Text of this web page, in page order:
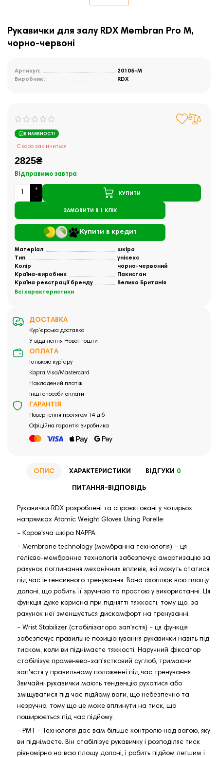
Рукавички для залу RDX Membran Pro M,
чорно-червоні
Артикул:
20105-M
Виробник:
RDX
В НАЯВНОСТІ
Скоро закінчиться
2825₴
Відправимо завтра
КУПИТИ
ЗАМОВИТИ В 1 КЛІК
Купити в кредит
Матеріал
шкіра
Тип
унісекс
Колір
чорно-червоний
Країна-виробник
Пакистан
Країна реєстрації бренду
Велика Британія
Всі характеристики
ДОСТАВКА
Кур`єрська доставка
У відділення Нової пошти
ОПЛАТА
Готівкою кур`єру
Карта Visa/Mastercard
Накладений платіж
Інші способи оплати
ГАРАНТІЯ
Повернення протягом 14 діб
Офіційна гарантія виробника
ОПИС ХАРАКТЕРИСТИКИ ВІДГУКИ 0
ПИТАННЯ-ВІДПОВІДЬ
Рукавички RDX розроблені та спроєктовані у чотирьох
напрямках Atomic Weight Gloves Using Porelle:
- Коров'яча шкіра NAPPA.
- Membrane technology (мембранна технологія) – ця
гелієво-мембранна технологія забезпечує амортизацію за
рахунок поглинання механічних впливів, які можуть статися
під час інтенсивного тренування. Вона охоплює всю площу
долоні, що робить її зручною та простою у використанні. Ця
функція дуже корисна при піднятті тяжкості, тому що, за
рахунок неї зменшується дискомфорт на тренуванні.
- Wrist Stabilizer (стабілізатора зап'ястя) - ця функція
забезпечує правильне позиціонування рукавички навіть під
тиском, коли ви піднімаєте тяжкості. Наручний фіксатор
стабілізує променево-зап'ястковий суглоб, тримаючи
зап'ястя у правильному положенні під час тренування.
Звичайні рукавички мають тенденцію рухатися або
зміщуватися під час підйому ваги, що небезпечно та
незручно, тому що це може вплинути на тиск, що
поширюється під час підйому.
- PMT - Технологія дає вам більше контролю над вагою, яку
ви піднімаєте. Він стабілізує рукавичку і розподіляє тиск
рівномірно на всю площу долоні, і робить підйом легшим і